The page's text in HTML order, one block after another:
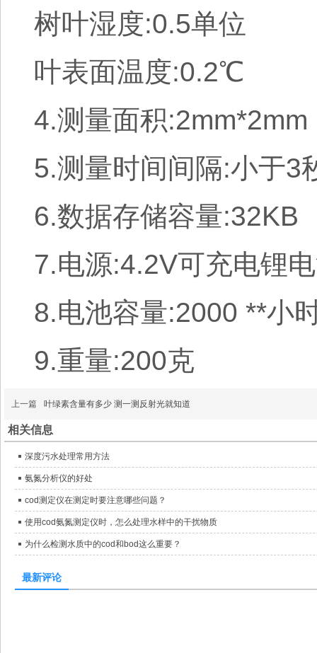
树叶湿度:0.5单位
叶表面温度:0.2℃
4.测量面积:2mm*2mm
5.测量时间间隔:小于3
6.数据存储容量:32KB
7.电源:4.2V可充电锂
8.电池容量:2000 **小
9.重量:200克
上一篇 叶绿素含量有多少 测一测反射光就知道
相关信息
深度污水处理常用方法
氨氮分析仪的好处
cod测定仪在测定时要注意哪些问题？
使用cod氨氮测定仪时，怎么处理水样中的干扰物质
为什么检测水质中的cod和bod这么重要？
最新评论